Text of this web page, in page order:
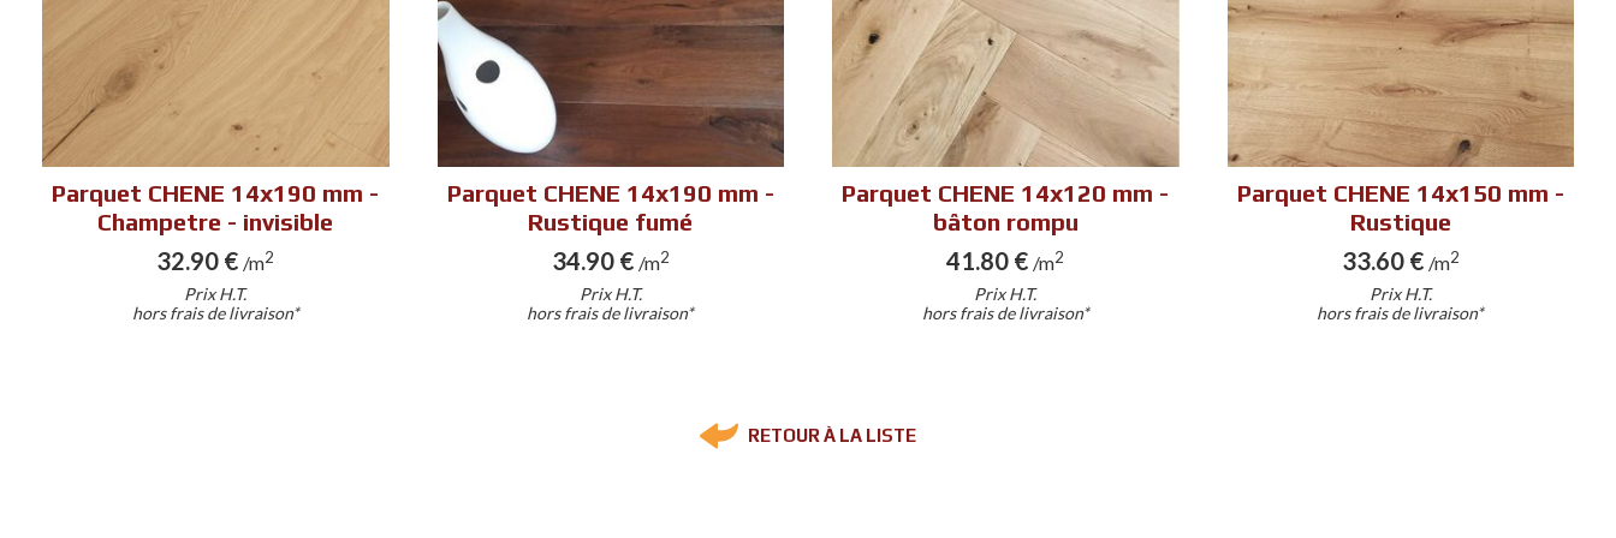
Parquet CHENE 14x190 mm -
Champetre - invisible
32.90 € /m2
Prix H.T.
hors frais de livraison*
Parquet CHENE 14x190 mm -
Rustique fumé
34.90 € /m2
Prix H.T.
hors frais de livraison*
Parquet CHENE 14x120 mm -
bâton rompu
41.80 € /m2
Prix H.T.
hors frais de livraison*
Parquet CHENE 14x150 mm -
Rustique
33.60 € /m2
Prix H.T.
hors frais de livraison*
RETOUR À LA LISTE